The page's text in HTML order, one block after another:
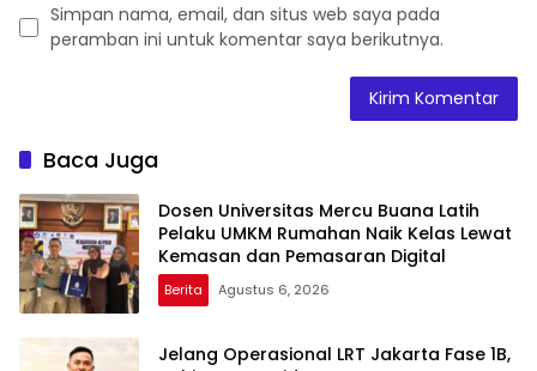
Simpan nama, email, dan situs web saya pada
peramban ini untuk komentar saya berikutnya.
Baca Juga
Dosen Universitas Mercu Buana Latih
Pelaku UMKM Rumahan Naik Kelas Lewat
Kemasan dan Pemasaran Digital
Berita Agustus 6, 2026
Jelang Operasional LRT Jakarta Fase 1B,